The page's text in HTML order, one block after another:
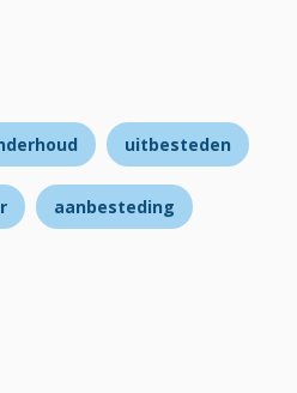
uitbesteden
aanbesteding